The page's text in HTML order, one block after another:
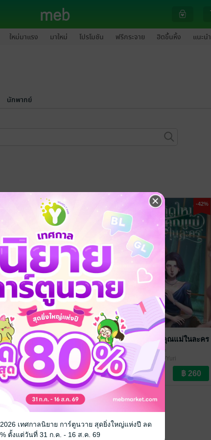
ใหม่มาแรง มาใหม่ โปรโมชัน ฟรีกระจาย ฮิตขึ้นหิ้ง แนะนำ
นักพากย์
คุณนางร้ายขา ยกโทษให้
นางเอกคนนี้เถอะ
LilyBlack/ อู่แระ
นิยาย Girl Love/Yuri
29 Rating
-42%
เกิดใหม่เป็นคุณแม่ในละคร
LilyBlack
/ อู่แระ
นิยาย Girl Love/Yuri
50 Rating
หน้าที่ 1
เทศกาลนิยาย การ์ตูนวาย สุดยิ่งใหญ่แห่งปี ลด
ตั้งแต่วันที่ 31 ก.ค. - 16 ส.ค. 69